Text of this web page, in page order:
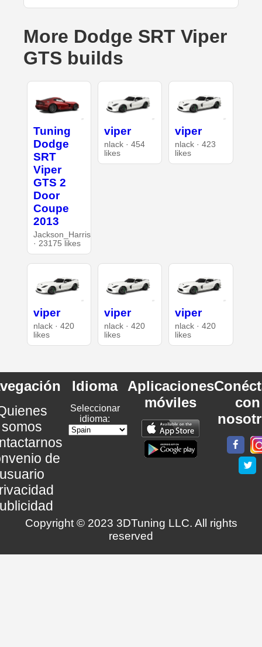
More Dodge SRT Viper
GTS builds
Tuning
Dodge
SRT
Viper
GTS 2
Door
Coupe
2013
Jackson_Harris
· 23175 likes
viper
nlack · 454
likes
viper
nlack · 423
likes
viper
nlack · 420
likes
viper
nlack · 420
likes
viper
nlack · 420
likes
somos
de
Idioma
Seleccionar
idioma:
Aplicaciones
móviles
con
Copyright © 2023 3DTuning LLC. All rights
reserved